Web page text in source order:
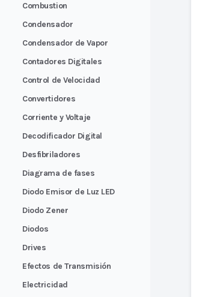
Combustion
Condensador
Condensador de Vapor
Contadores Digitales
Control de Velocidad
Convertidores
Corriente y Voltaje
Decodificador Digital
Desfibriladores
Diagrama de fases
Diodo Emisor de Luz LED
Diodo Zener
Diodos
Drives
Efectos de Transmisión
Electricidad